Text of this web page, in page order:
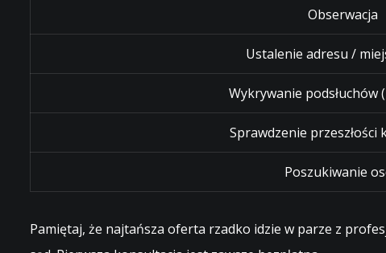
Obserwacja
Ustalenie adresu /
Wykrywanie podsłuchów
Sprawdzenie
Poszukiwanie
Pamiętaj, że najtańsza oferta rzadko idzie w parze z